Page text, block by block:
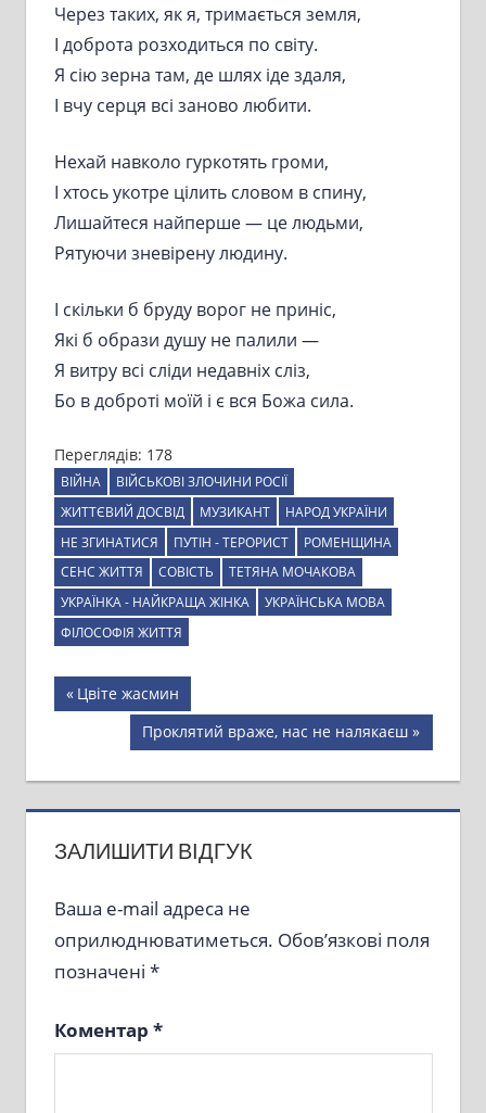
Через таких, як я, тримається земля,
І доброта розходиться по світу.
Я сію зерна там, де шлях іде здаля,
І вчу серця всі заново любити.
Нехай навколо гуркотять громи,
І хтось укотре цілить словом в спину,
Лишайтеся найперше — це людьми,
Рятуючи зневірену людину.
І скільки б бруду ворог не приніс,
Які б образи душу не палили —
Я витру всі сліди недавніх сліз,
Бо в доброті моїй і є вся Божа сила.
Переглядів: 178
ВІЙНА
ВІЙСЬКОВІ ЗЛОЧИНИ РОСІЇ
ЖИТТЄВИЙ ДОСВІД
МУЗИКАНТ
НАРОД УКРАЇНИ
НЕ ЗГИНАТИСЯ
ПУТІН - ТЕРОРИСТ
РОМЕНЩИНА
СЕНС ЖИТТЯ
СОВІСТЬ
ТЕТЯНА МОЧАКОВА
УКРАЇНКА - НАЙКРАЩА ЖІНКА
УКРАЇНСЬКА МОВА
ФІЛОСОФІЯ ЖИТТЯ
Навігація
записів
Previous
Post:
Цвіте жасмин
Next
Post:
Проклятий враже, нас не налякаєш
ЗАЛИШИТИ ВІДГУК
Ваша e-mail адреса не
оприлюднюватиметься. Обов’язкові поля
позначені *
Коментар *